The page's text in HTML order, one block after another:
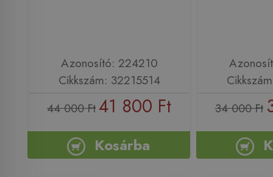
Azonosító: 224210
Cikkszám: 32215514
44 000 Ft41 800 Ft
Kosárba
34 000 Ft